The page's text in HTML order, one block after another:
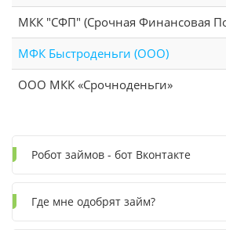
МКК "СФП" (Срочная Финансовая
МФК Быстроденьги (ООО)
ООО МКК «Срочноденьги»
Робот займов - бот Вконтакте
Где мне одобрят займ?